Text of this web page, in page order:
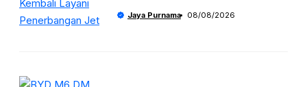
Jaya Purnama 08/08/2026